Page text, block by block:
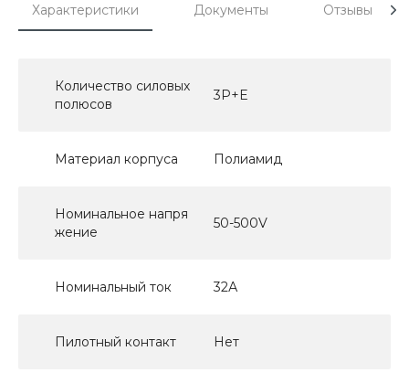
Характеристики Документы Отзывы
Количество силовых
полюсов
3P+E
Материал корпуса Полиамид
Номинальное напря
жение
50-500V
Номинальный ток 32А
Пилотный контакт Нет